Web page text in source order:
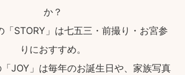
か？
「STORY」は七五三・前撮り・お宮参
りにおすすめ。
JOY」は毎年のお誕生日や、家族写真